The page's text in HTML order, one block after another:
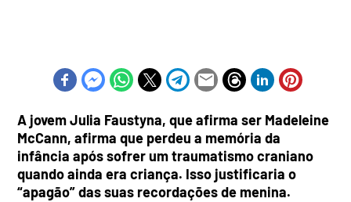
A jovem Julia Faustyna, que afirma ser Madeleine
McCann, afirma que perdeu a memória da
infância após sofrer um traumatismo craniano
quando ainda era criança. Isso justificaria o
“apagão” das suas recordações de menina.